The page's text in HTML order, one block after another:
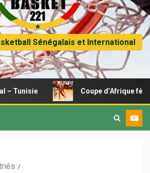
Sénégalais et International
Coupe d’Afrique féminine